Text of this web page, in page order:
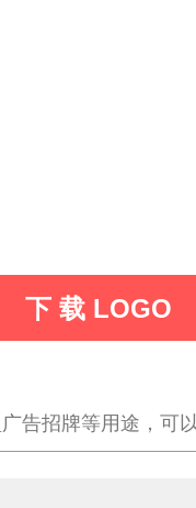
下 载 LOGO
告招牌等用途，可